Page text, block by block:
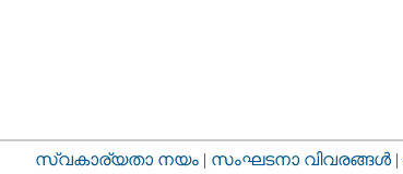
സ്വകാര്യതാ നയം | സംഘടനാ വിവരങ്ങള്‍ |